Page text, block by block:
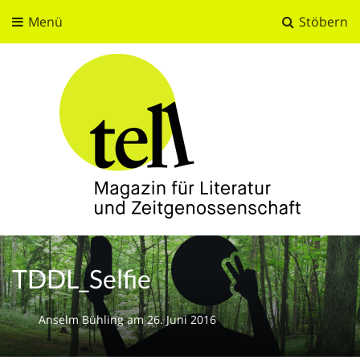
Stöbern
Menü
tell
Magazin für Literatur und Zeitgenossenschaft
TDDL_Selfie
Anselm Bühlingam 26. Juni 2016